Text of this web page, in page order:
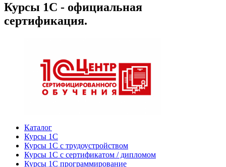
Курсы 1С - официальная
сертификация.
Каталог
Курсы 1С
Курсы 1С с трудоустройством
Курсы 1С с сертификатом / дипломом
Курсы 1С программирование